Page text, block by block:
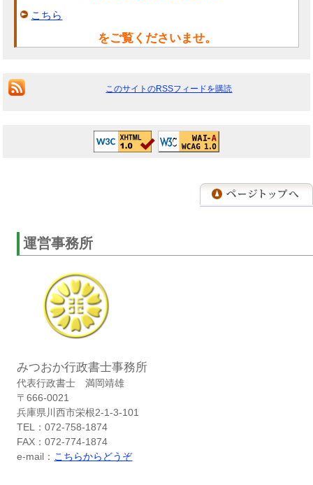
こちら
をご覧くださいませ。
このサイトのRSSフィードを購読
運営事務所
みつおか行政書士事務所
代表行政書士 満岡靖雄
〒666-0021
兵庫県川西市栄根2-1-3-101
TEL：072-758-1874
FAX：072-774-1874
e-mail： こちらからどうぞ